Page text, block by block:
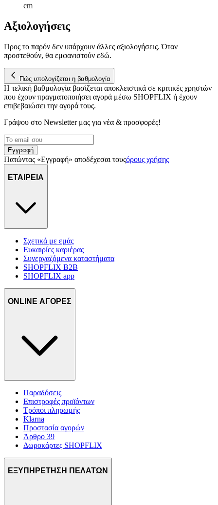
cm
Αξιολογήσεις
Προς το παρόν δεν υπάρχουν άλλες αξιολογήσεις. Όταν
προστεθούν, θα εμφανιστούν εδώ.
Πώς υπολογίζεται η βαθμολογία
Η τελική βαθμολογία βασίζεται αποκλειστικά σε κριτικές χρηστών
που έχουν πραγματοποιήσει αγορά μέσω SHOPFLIX ή έχουν
επιβεβαιώσει την αγορά τους.
Γράψου στο Νewsletter μας για νέα & προσφορές!
Εγγραφή
Πατώντας «Εγγραφή» αποδέχεσαι τουςόρους χρήσης
ΕΤΑΙΡΕΙΑ
Σχετικά με εμάς
Ευκαιρίες καριέρας
Συνεργαζόμενα καταστήματα
SHOPFLIX B2B
SHOPFLIX app
ONLINE ΑΓΟΡΕΣ
Παραδόσεις
Επιστροφές προϊόντων
Τρόποι πληρωμής
Klarna
Προστασία αγορών
Άρθρο 39
Δωροκάρτες SHOPFLIX
ΕΞΥΠΗΡΕΤΗΣΗ ΠΕΛΑΤΩΝ